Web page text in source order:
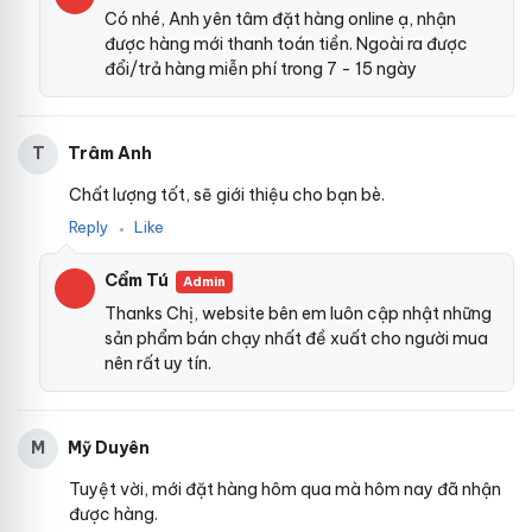
Có nhé, Anh yên tâm đặt hàng online ạ, nhận
được hàng mới thanh toán tiền. Ngoài ra được
đổi/trả hàng miễn phí trong 7 - 15 ngày
T
Trâm Anh
Chất lượng tốt, sẽ giới thiệu cho bạn bè.
Reply ● Like
Cẩm Tú Admin
Thanks Chị, website bên em luôn cập nhật những
sản phẩm bán chạy nhất đề xuất cho người mua
nên rất uy tín.
M
Mỹ Duyên
Tuyệt vời, mới đặt hàng hôm qua mà hôm nay đã nhận
được hàng.